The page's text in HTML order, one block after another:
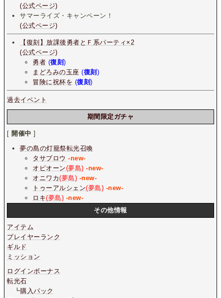
(公式ページ)
サマーライズ・キャンペーン！
(公式ページ)
【復刻】放課後勇者とＦ系パーティ×2
(公式ページ)
勇者 (復刻)
まどろみの玉座 (復刻 )
冒険に祝杯を (復刻)
過去イベント
期間限定ガチャ
[ 開催中 ]
夢の島の灯籠祭転光召喚
タサブロウ -new-
オピオーン(夢島) -new-
オニワカ(夢島) -new-
トゥーアルシェン(夢島) -new-
ロキ(夢島) -new-
その他情報
アイテム
プレイヤーランク
ギルド
ミッション
ログインボーナス
転光石
┗購入パック